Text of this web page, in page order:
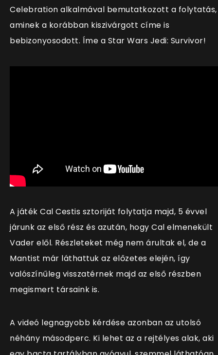
Celebration alkalmával bemutatkozott a folytatás,
aminek a korábban kiszivárgott címe is
bebizonyosodott. Íme a Star Wars Jedi: Survivor!
A játék Cal Cestis sztoriját folytatja majd, 5 évvel
járunk az első rész és azután, hogy Cal elmenekült
Vader elől. Részleteket még nem árultak el, de a
Mantist már láthattuk az előzetes elején, így
valószínűleg visszatérnek majd az első részben
megismert társaink is.
A videó legnagyobb kérdése azonban az utolsó
néhány másodperc. Ki lehet az a rejtélyes alak, aki